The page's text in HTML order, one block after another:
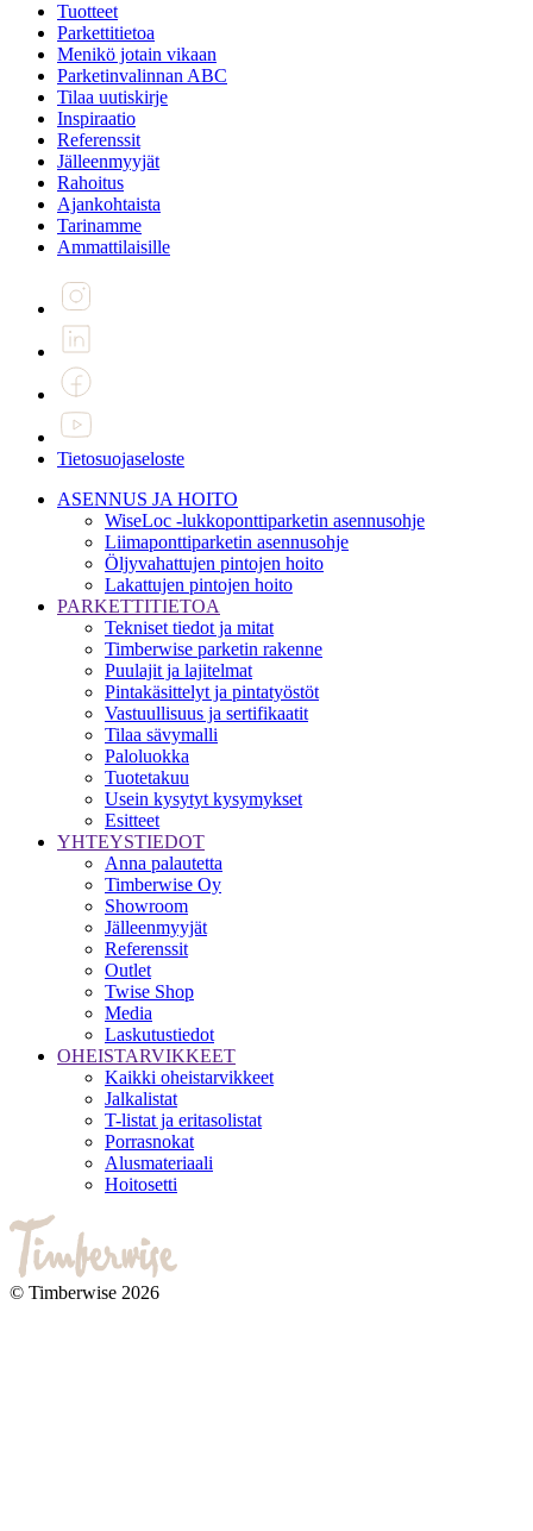
Tuotteet
Parkettitietoa
Menikö jotain vikaan
Parketinvalinnan ABC
Tilaa uutiskirje
Inspiraatio
Referenssit
Jälleenmyyjät
Rahoitus
Ajankohtaista
Tarinamme
Ammattilaisille
Tietosuojaseloste
ASENNUS JA HOITO
WiseLoc -lukkoponttiparketin asennusohje
Liimaponttiparketin asennusohje
Öljyvahattujen pintojen hoito
Lakattujen pintojen hoito
PARKETTITIETOA
Tekniset tiedot ja mitat
Timberwise parketin rakenne
Puulajit ja lajitelmat
Pintakäsittelyt ja pintatyöstöt
Vastuullisuus ja sertifikaatit
Tilaa sävymalli
Paloluokka
Tuotetakuu
Usein kysytyt kysymykset
Esitteet
YHTEYSTIEDOT
Anna palautetta
Timberwise Oy
Showroom
Jälleenmyyjät
Referenssit
Outlet
Twise Shop
Media
Laskutustiedot
OHEISTARVIKKEET
Kaikki oheistarvikkeet
Jalkalistat
T-listat ja eritasolistat
Porrasnokat
Alusmateriaali
Hoitosetti
© Timberwise 2026